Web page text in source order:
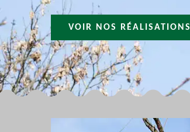
VOIR NOS RÉALISATIONS